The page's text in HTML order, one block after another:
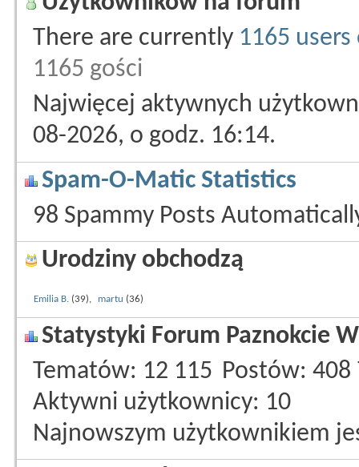
There are currently 1165
1165 gości
Najwięcej aktywnych
08-2026, o godz. 16:14.
Spam-O-Matic Statistics
98 Spammy Posts
Urodziny obchodzą
Emilia B. (39), martu (36)
Statystyki Forum Paznokcie
Tematów 12 115 Postów 408
Aktywni użytkownicy 10
Najnowszym użytkownikiem